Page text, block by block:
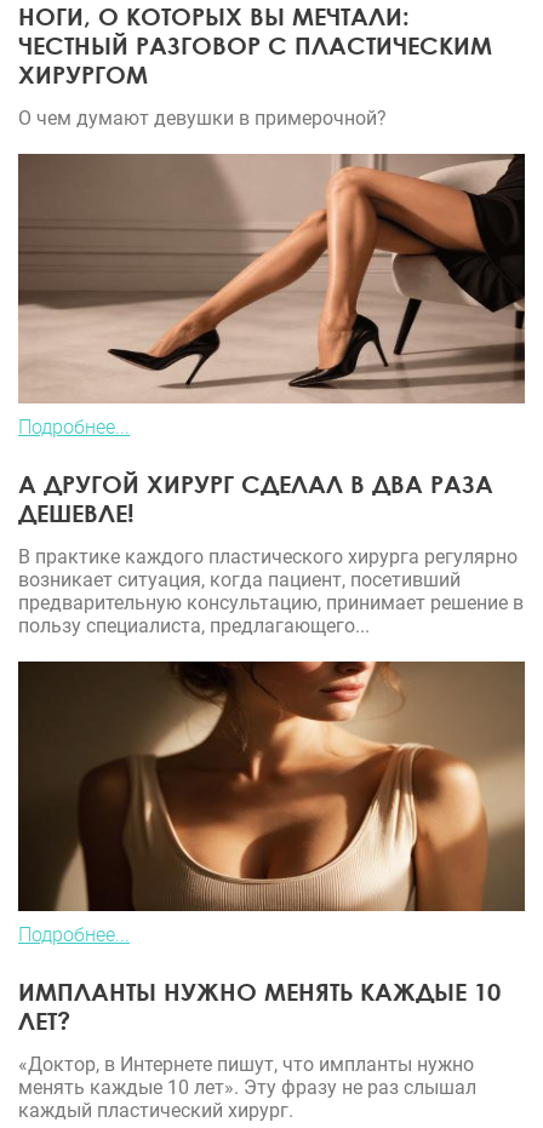
НОГИ, О КОТОРЫХ ВЫ МЕЧТАЛИ:
ЧЕСТНЫЙ РАЗГОВОР С ПЛАСТИЧЕСКИМ
ХИРУРГОМ
О чем думают девушки в примерочной?
Подробнее...
А ДРУГОЙ ХИРУРГ СДЕЛАЛ В ДВА РАЗА
ДЕШЕВЛЕ!
В практике каждого пластического хирурга регулярно
возникает ситуация, когда пациент, посетивший
предварительную консультацию, принимает решение в
пользу специалиста, предлагающего...
Подробнее...
ИМПЛАНТЫ НУЖНО МЕНЯТЬ КАЖДЫЕ 10
ЛЕТ?
«Доктор, в Интернете пишут, что импланты нужно
менять каждые 10 лет». Эту фразу не раз слышал
каждый пластический хирург.